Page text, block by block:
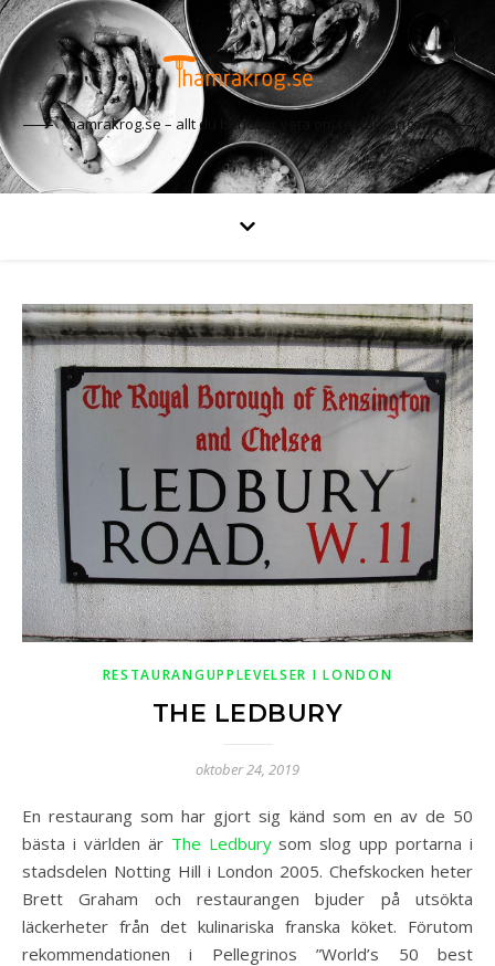
hamrakrog.se – allt du behöver veta om restauranger
RESTAURANGUPPLEVELSER I LONDON
THE LEDBURY
oktober 24, 2019
En restaurang som har gjort sig känd som en av de 50
bästa i världen är The Ledburysom slog upp portarna i
stadsdelen Notting Hill i London 2005. Chefskocken heter
Brett Graham och restaurangen bjuder på utsökta
läckerheter från det kulinariska franska köket. Förutom
rekommendationen i Pellegrinos ”World’s 50 best